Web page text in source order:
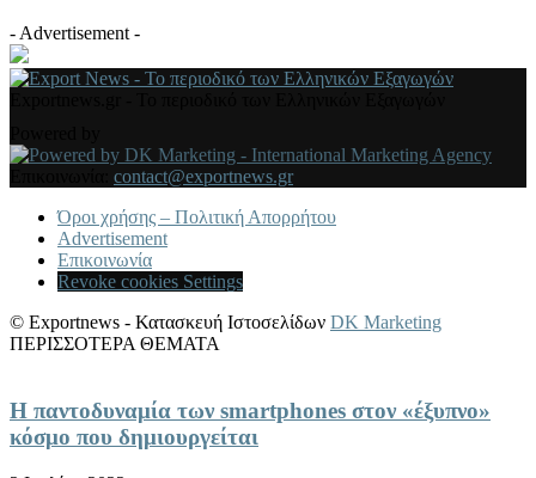
- Advertisement -
contact@exportnews.gr
Όροι χρήσης – Πολιτική Απορρήτου
Advertisement
Επικοινωνία
Revoke cookies Settings
© Exportnews - Κατασκευή Ιστοσελίδων DK Marketing
ΠΕΡΙΣΣΟΤΕΡΑ ΘΕΜΑΤΑ
Η παντοδυναμία των smartphones στον «έξυπνο»
κόσμο που δημιουργείται